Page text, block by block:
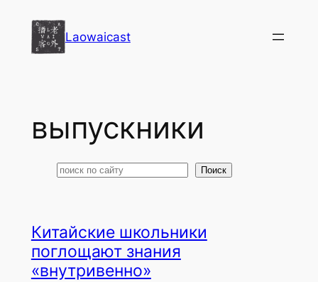
содержимому
Laowaicast
выпускники
Поиск Поиск
Китайские школьники
поглощают знания
«внутривенно»